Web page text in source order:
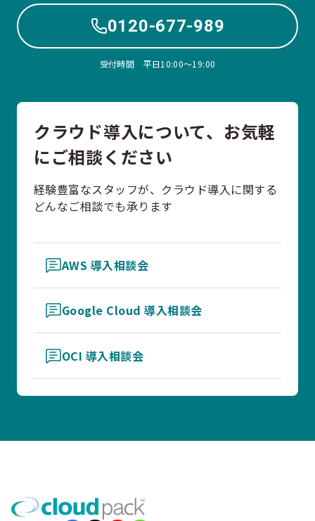
0120-677-989
受付時間 平日10:00〜19:00
クラウド導入について、お気軽
にご相談ください
経験豊富なスタッフが、クラウド導入に関する
どんなご相談でも承ります
AWS 導入相談会
Google Cloud 導入相談会
OCI 導入相談会